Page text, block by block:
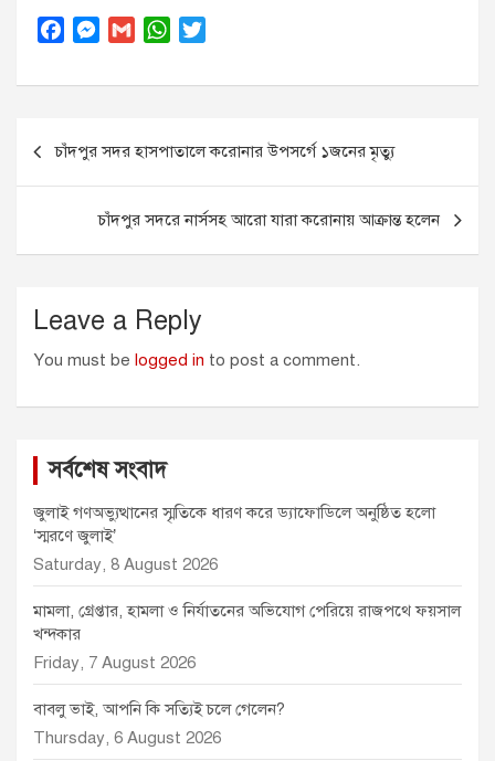
c
o
o
M
s
g
e
G
a
W
a
A
p
p
i
e
r
Post
navigation
চাঁদপুর সদর হাসপাতালে করোনার উপসর্গে ১জনের মৃত্যু
চাঁদপুর সদরে নার্সসহ আরো যারা করোনায় আক্রান্ত হলেন
Leave a Reply
You must be logged in to post a comment.
সর্বশেষ সংবাদ
জুলাই গণঅভ্যুত্থানের স্মৃতিকে ধারণ করে ড্যাফোডিলে অনুষ্ঠিত হলো
‘স্মরণে জুলাই’
Saturday, 8 August 2026
মামলা, গ্রেপ্তার, হামলা ও নির্যাতনের অভিযোগ পেরিয়ে রাজপথে ফয়সাল
খন্দকার
Friday, 7 August 2026
বাবলু ভাই, আপনি কি সত্যিই চলে গেলেন?
Thursday, 6 August 2026